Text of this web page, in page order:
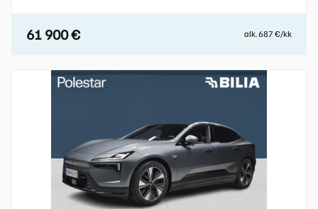
61 900 € alk. 687 €/kk